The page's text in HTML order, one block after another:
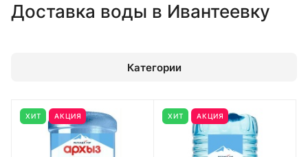
Доставка воды в Ивантеевку
Категории
ХИТ АКЦИЯ ХИТ АКЦИЯ